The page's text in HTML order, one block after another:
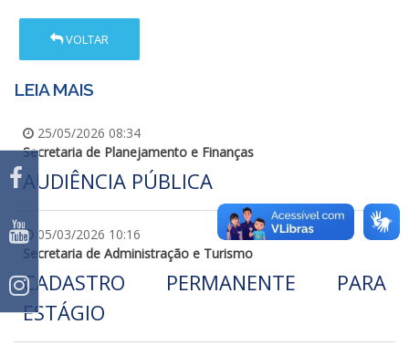
VOLTAR
LEIA MAIS
25/05/2026 08:34
Secretaria de Planejamento e Finanças
AUDIÊNCIA PÚBLICA
05/03/2026 10:16
Secretaria de Administração e Turismo
CADASTRO PERMANENTE PARA
ESTÁGIO